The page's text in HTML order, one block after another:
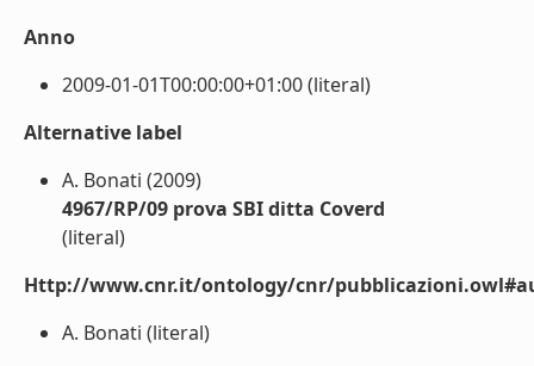
Anno
2009-01-01T00:00:00+01:00 (literal)
Alternative label
A. Bonati (2009)
4967/RP/09 prova SBI ditta Coverd
(literal)
Http://www.cnr.it/ontology/cnr/
A. Bonati (literal)